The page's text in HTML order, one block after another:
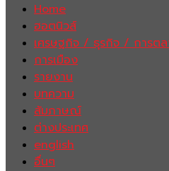
Home
ฮอตนิวส์
เศรษฐกิจ / ธุรกิจ / การต
การเมือง
รายงาน
บทความ
สัมภาษณ์
ต่างประเทศ
english
อื่นๆ